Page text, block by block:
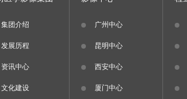
集团介绍
发展历程
资讯中心
文化建设
广州中心
昆明中心
西安中心
厦门中心